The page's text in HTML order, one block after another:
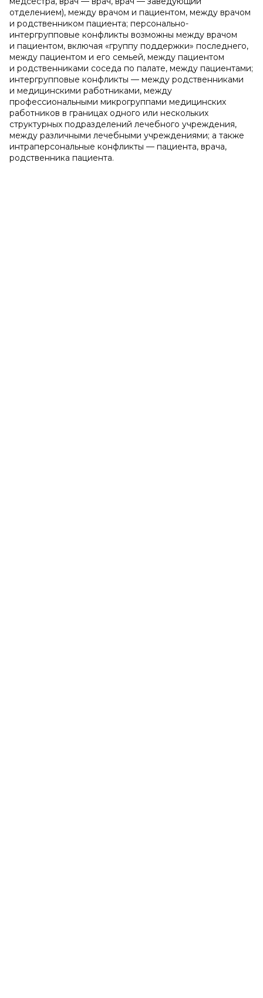
отделением), между врачом и пациентом, между врачом
и родственником пациента; персонально-
интергрупповые конфликты возможны между врачом
и пациентом, включая «группу поддержки» последнего,
между пациентом и его семьей, между пациентом
и родственниками соседа по палате, между пациентами;
интергрупповые конфликты — между родственниками
и медицинскими работниками, между
профессиональными микрогруппами медицинских
работников в границах одного или нескольких
структурных подразделений лечебного учреждения,
между различными лечебными учреждениями; а также
интраперсональные конфликты — пациента, врача,
родственника пациента.